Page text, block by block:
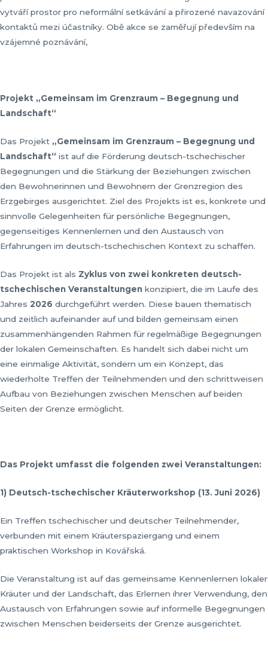
vytváří prostor pro neformální setkávání a přirozené navazování
kontaktů mezi účastníky. Obě akce se zaměřují především na
vzájemné poznávání,
Projekt „Gemeinsam im Grenzraum – Begegnung und
Landschaft“
Das Projekt „Gemeinsam im Grenzraum – Begegnung und
Landschaft“ ist auf die Förderung deutsch-tschechischer
Begegnungen und die Stärkung der Beziehungen zwischen
den Bewohnerinnen und Bewohnern der Grenzregion des
Erzgebirges ausgerichtet. Ziel des Projekts ist es, konkrete und
sinnvolle Gelegenheiten für persönliche Begegnungen,
gegenseitiges Kennenlernen und den Austausch von
Erfahrungen im deutsch-tschechischen Kontext zu schaffen.
Das Projekt ist als Zyklus von zwei konkreten deutsch-
tschechischen Veranstaltungen konzipiert, die im Laufe des
Jahres 2026 durchgeführt werden. Diese bauen thematisch
und zeitlich aufeinander auf und bilden gemeinsam einen
zusammenhängenden Rahmen für regelmäßige Begegnungen
der lokalen Gemeinschaften. Es handelt sich dabei nicht um
eine einmalige Aktivität, sondern um ein Konzept, das
wiederholte Treffen der Teilnehmenden und den schrittweisen
Aufbau von Beziehungen zwischen Menschen auf beiden
Seiten der Grenze ermöglicht.
Das Projekt umfasst die folgenden zwei Veranstaltungen:
1) Deutsch-tschechischer Kräuterworkshop (13. Juni 2026)
Ein Treffen tschechischer und deutscher Teilnehmender,
verbunden mit einem Kräuterspaziergang und einem
praktischen Workshop in Kovářská.
Die Veranstaltung ist auf das gemeinsame Kennenlernen lokaler
Kräuter und der Landschaft, das Erlernen ihrer Verwendung, den
Austausch von Erfahrungen sowie auf informelle Begegnungen
zwischen Menschen beiderseits der Grenze ausgerichtet.